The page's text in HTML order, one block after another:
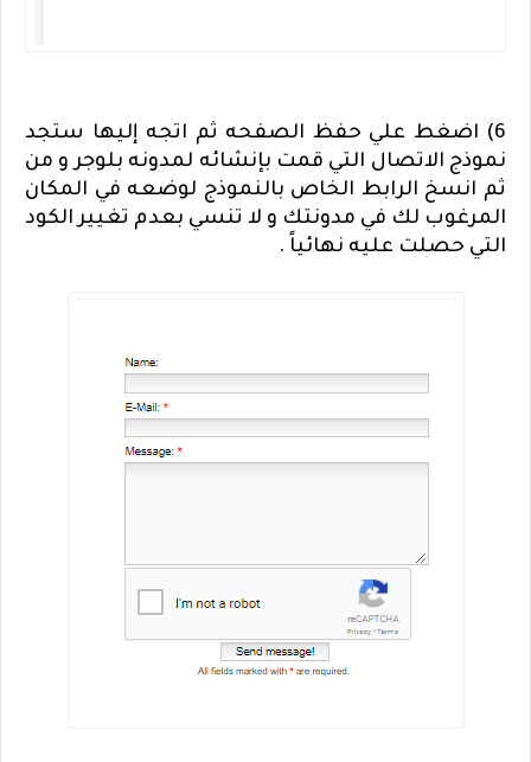
6) اضغط علي حفظ الصفحه ثم اتجه إليها ستجد
نموذج الاتصال التي قمت بإنشائه لمدونه بلوجر و من
ثم انسخ الرابط الخاص بالنموذج لوضعه في المكان
المرغوب لك في مدونتك و لا تنسي بعدم تغيير الكود
التي حصلت عليه نهائياً .